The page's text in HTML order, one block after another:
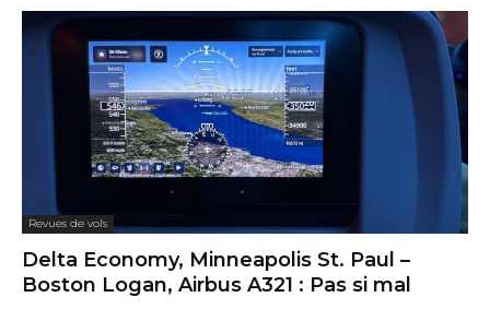
Revues de vols
Delta Economy, Minneapolis St. Paul –
Boston Logan, Airbus A321 : Pas si mal